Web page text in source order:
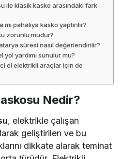
ile klasik kasko arasındaki fark
pahalıya kasko yaptırılır?
zorunlu mudur?
süresi nasıl değerlendirilir?
yardımı sunulur mu?
el elektrikli araçlar için de
Nedir?
, elektrikle çalışan
geliştirilen ve bu
dikkate alarak teminat